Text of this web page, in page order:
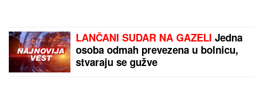
Suzana Jovanović otkrila da su je
zaboravili ljudi sa estrade: "Plaše
se"